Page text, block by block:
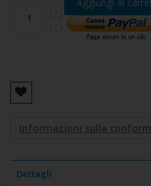
Informazioni sulla
Dettagli